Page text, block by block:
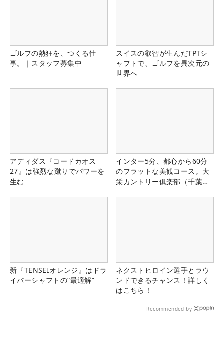
ゴルフの熱狂を、つくる仕
事。｜スタッフ募集中
スイスの叡智が生んだTPTシ
ャフトで、ゴルフを異次元の
世界へ
アディダス『コードカオス
27』は強烈な蹴りでパワーを
生む
インター5分、都心から60分
のフラットな美観コース。大
栄カントリー俱楽部（千葉
新『TENSEIオレンジ』はドラ
イバーシャフトの“最適解”
ネクストヒロイン選手とラウ
ンドできるチャンス！詳しく
はこちら！
Recommended by